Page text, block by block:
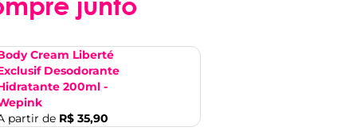
Cream Liberté
Desodorante
200ml -
partir de R$ 35,90